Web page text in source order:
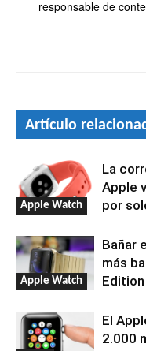
responsable de
Artículo
Apple Watch
La
Apple
por
Apple Watch
Bañar
más
Edition
El
2.000